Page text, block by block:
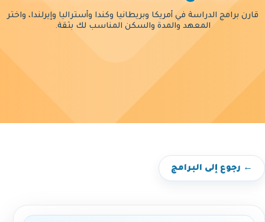
قارن برامج الدراسة في أمريكا وبريطانيا وكندا وأستراليا وإيرلندا، واختر
المعهد والمدة والسكن المناسب لك بثقة.
← رجوع إلى البرامج